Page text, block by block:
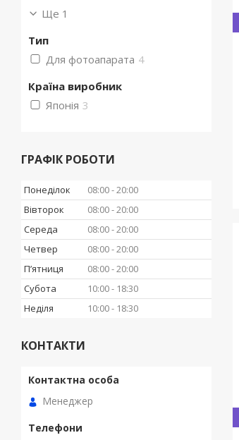
Ще 1
Тип
Для фотоапарата 4
Країна виробник
Японія 3
ГРАФІК РОБОТИ
Понеділок 08:00 20:00
Вівторок
08:00 20:00
Середа
08:00 20:00
Четвер
08:00 20:00
Пʼятниця
08:00 20:00
Субота
10:00
18:30
Неділя
10:00 18:30
КОНТАКТИ
Менеджер